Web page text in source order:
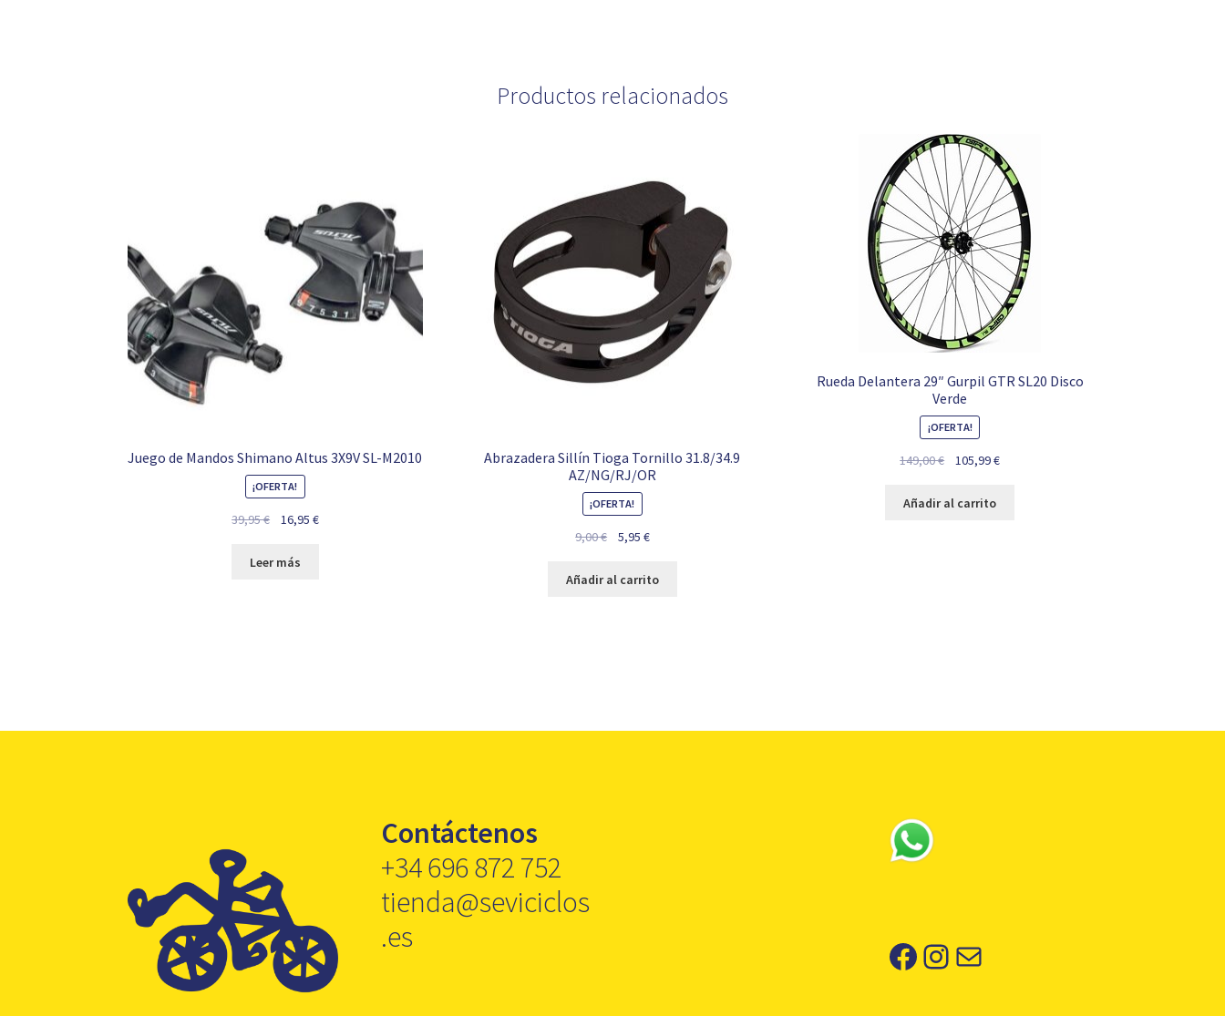
Productos relacionados
Juego de Mandos Shimano Altus 3X9V SL-M2010
¡OFERTA!
39,95€
original
16,95 €El
Leer más
Abrazadera Sillín Tioga Tornillo 31.8/34.9
AZ/NG/RJ/OR
¡OFERTA!
9,00€
El
original
5,95 €El
actual
Añadir al carrito
Rueda Delantera 29″ Gurpil GTR SL20 Disco
Verde
¡OFERTA!
149,00€
original
105,99€El
Añadir al carrito
Contáctenos
+34 696 872 752
tienda@seviciclos
.es
Facebook
Instagram
Correo electrónico